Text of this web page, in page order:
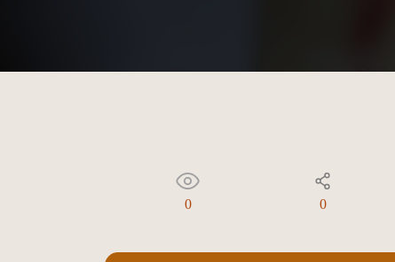
0 0